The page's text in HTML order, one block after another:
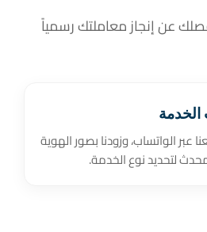
عبر الواتساب، وزودنا بصور الهوية
لتحديد نوع الخدمة.